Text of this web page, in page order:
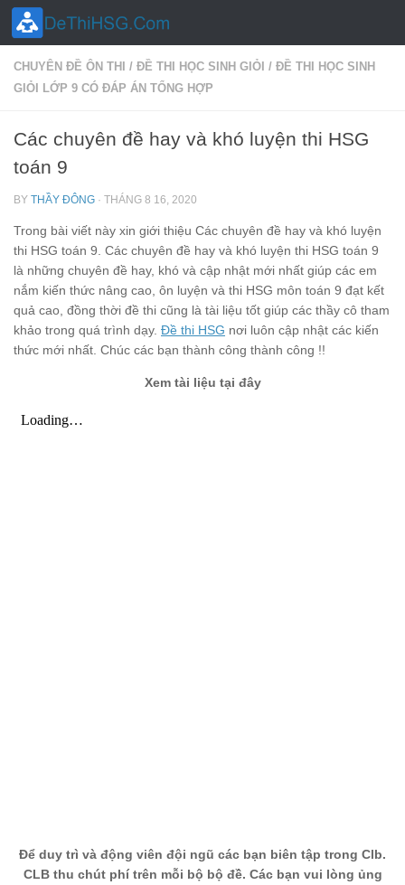
Skip to content
CHUYÊN ĐỀ ÔN THI / ĐỀ THI HỌC SINH GIỎI / ĐỀ THI HỌC SINH
GIỎI LỚP 9 CÓ ĐÁP ÁN TỔNG HỢP
Các chuyên đề hay và khó luyện thi HSG
toán 9
BY THẦY ĐÔNG · THÁNG 8 16, 2020
Trong bài viết này xin giới thiệu Các chuyên đề hay và khó luyện
thi HSG toán 9. Các chuyên đề hay và khó luyện thi HSG toán 9
là những chuyên đề hay, khó và cập nhật mới nhất giúp các em
nắm kiến thức nâng cao, ôn luyện và thi HSG môn toán 9 đạt kết
quả cao, đồng thời đề thi cũng là tài liệu tốt giúp các thầy cô tham
khảo trong quá trình dạy. Đề thi HSG nơi luôn cập nhật các kiến
thức mới nhất. Chúc các bạn thành công thành công !!
Xem tài liệu tại đây
Để duy trì và động viên đội ngũ các bạn biên tập trong Clb.
CLB thu chút phí trên mỗi bộ bộ đề. Các bạn vui lòng ủng